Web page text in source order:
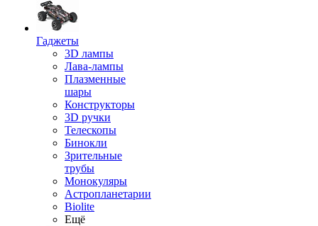
Гаджеты
3D лампы
Лава-лампы
Плазменные
шары
Конструкторы
3D ручки
Телескопы
Бинокли
Зрительные
трубы
Монокуляры
Астропланетарии
Biolite
Ещё